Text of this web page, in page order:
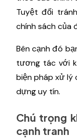
Tuyệt đối
chính sách của
Bên cạnh đó
tương tác với
biện pháp xử lý
dựng uy tín.
Chú trọng
cạnh tranh